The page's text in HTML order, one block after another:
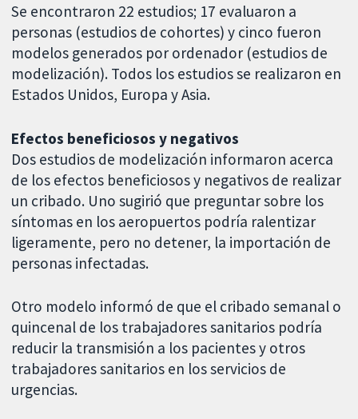
Se encontraron 22 estudios; 17 evaluaron a
personas (estudios de cohortes) y cinco fueron
modelos generados por ordenador (estudios de
modelización). Todos los estudios se realizaron en
Estados Unidos, Europa y Asia.
Efectos beneficiosos y negativos
Dos estudios de modelización informaron acerca
de los efectos beneficiosos y negativos de realizar
un cribado. Uno sugirió que preguntar sobre los
síntomas en los aeropuertos podría ralentizar
ligeramente, pero no detener, la importación de
personas infectadas.
Otro modelo informó de que el cribado semanal o
quincenal de los trabajadores sanitarios podría
reducir la transmisión a los pacientes y otros
trabajadores sanitarios en los servicios de
urgencias.